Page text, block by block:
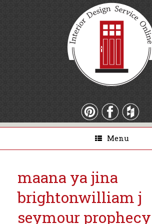
Menu
maana ya jina
brightonwilliam j
seymour prophecy